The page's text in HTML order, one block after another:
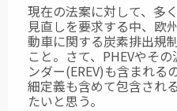
現在の法案に対して、多
見直しを要求する中、欧
動車に関する炭素排出規
こと。さて、PHEVやそ
ンダー(EREV)も含まれ
細定義も含めて包含され
たいと思う。